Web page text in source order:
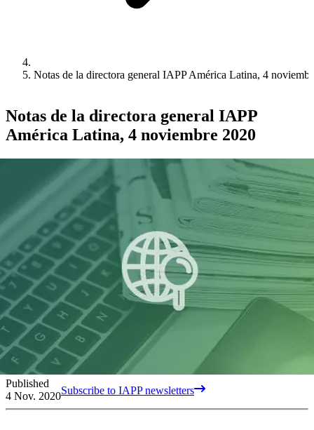
Notas de la directora general IAPP América Latina, 4
Notas de la directora general IAPP
América Latina, 4 noviembre 2020
Published
4 Nov. 2020Subscribe to IAPP newsletters